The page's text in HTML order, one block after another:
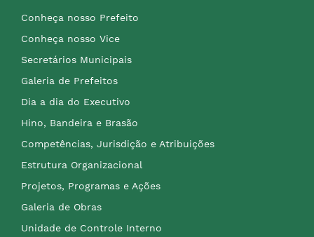
Conheça nosso Prefeito
Conheça nosso Vice
Secretários Municipais
Galeria de Prefeitos
Dia a dia do Executivo
Hino, Bandeira e Brasão
Competências, Jurisdição e Atribuições
Estrutura Organizacional
Projetos, Programas e Ações
Galeria de Obras
Unidade de Controle Interno